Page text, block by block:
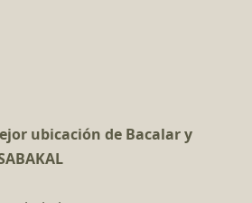
ubicación de Bacalar y